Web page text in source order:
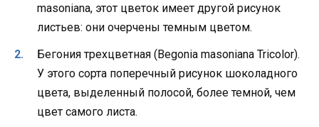
masoniana, этот цветок имеет другой рисунок
листьев: они очерчены темным цветом.
Бегония трехцветная (Begonia masoniana Tricolor).
У этого сорта поперечный рисунок шоколадного
цвета, выделенный полосой, более темной, чем
цвет самого листа.